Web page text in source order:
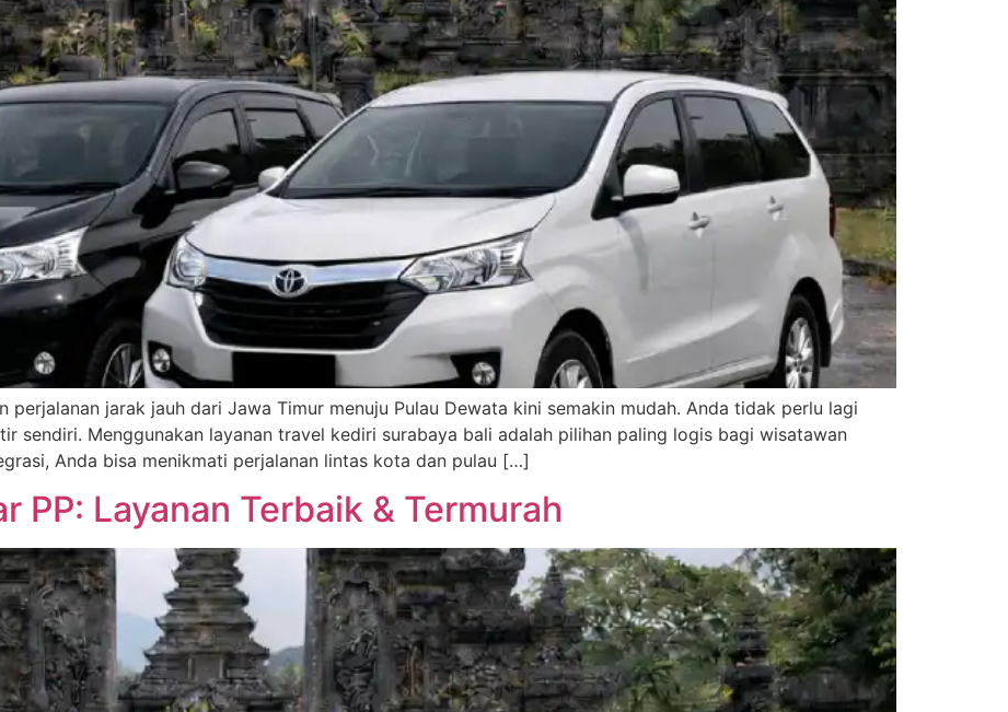
perjalanan jarak jauh dari Jawa Timur menuju Pulau Dewata kini semakin mudah. Anda tidak perlu lagi
sendiri. Menggunakan layanan travel kediri surabaya bali adalah pilihan paling logis bagi wisatawan
Anda bisa menikmati perjalanan lintas kota dan pulau […]
PP: Layanan Terbaik & Termurah